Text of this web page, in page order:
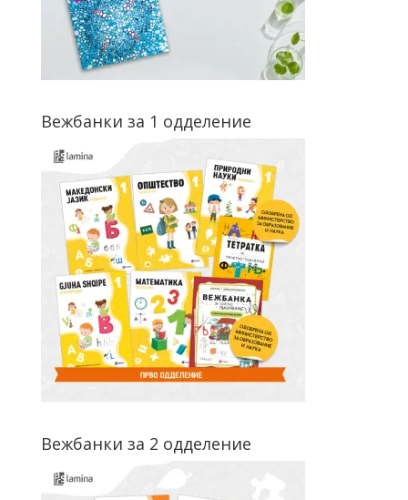
Вежбанки за 1 одделение
Вежбанки за 2 одделение